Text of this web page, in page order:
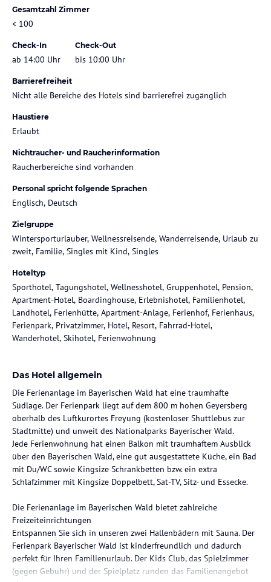
Gesamtzahl Zimmer
< 100
Check-In
ab 14:00 Uhr
Check-Out
bis 10:00 Uhr
Barrierefreiheit
Nicht alle Bereiche des Hotels sind barrierefrei zugänglich
Haustiere
Erlaubt
Nichtraucher- und Raucherinformation
Raucherbereiche sind vorhanden
Personal spricht folgende Sprachen
Englisch, Deutsch
Zielgruppe
Wintersporturlauber, Wellnessreisende, Wanderreisende, Urlaub zu
zweit, Familie, Singles mit Kind, Singles
Hoteltyp
Sporthotel, Tagungshotel, Wellnesshotel, Gruppenhotel, Pension,
Apartment-Hotel, Boardinghouse, Erlebnishotel, Familienhotel,
Landhotel, Ferienhütte, Apartment-Anlage, Ferienhof, Ferienhaus,
Ferienpark, Privatzimmer, Hotel, Resort, Fahrrad-Hotel,
Wanderhotel, Skihotel, Ferienwohnung
Das Hotel allgemein
Die Ferienanlage im Bayerischen Wald hat eine traumhafte
Südlage. Der Ferienpark liegt auf dem 800 m hohen Geyersberg
oberhalb des Luftkurortes Freyung (kostenloser Shuttlebus zur
Stadtmitte) und unweit des Nationalparks Bayerischer Wald.
Jede Ferienwohnung hat einen Balkon mit traumhaftem Ausblick
über den Bayerischen Wald, eine gut ausgestattete Küche, ein Bad
mit Du/WC sowie Kingsize Schrankbetten bzw. ein extra
Schlafzimmer mit Kingsize Doppelbett, Sat-TV, Sitz- und Essecke.
Die Ferienanlage im Bayerischen Wald bietet zahlreiche
Freizeiteinrichtungen
Entspannen Sie sich in unseren zwei Hallenbädern mit Sauna. Der
Ferienpark Bayerischer Wald ist kinderfreundlich und dadurch
perfekt für Ihren Familienurlaub. Der Kids Club, das Spielzimmer
(gegen Gebühr) und der Spielplatz runden das Familienangebot